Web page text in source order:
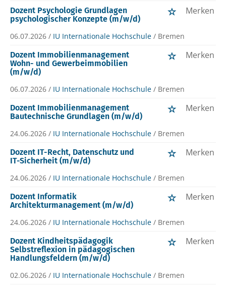
Dozent Psychologie Grundlagen
psychologischer Konzepte (m/w/d)
Merken
06.07.2026 / IU Internationale Hochschule / Bremen
Dozent Immobilienmanagement
Wohn- und Gewerbeimmobilien
(m/w/d)
Merken
06.07.2026 / IU Internationale Hochschule / Bremen
Dozent Immobilienmanagement
Bautechnische Grundlagen (m/w/d)
Merken
24.06.2026 / IU Internationale Hochschule / Bremen
Dozent IT-Recht, Datenschutz und
IT-Sicherheit (m/w/d)
Merken
24.06.2026 / IU Internationale Hochschule / Bremen
Dozent Informatik
Architekturmanagement (m/w/d)
Merken
24.06.2026 / IU Internationale Hochschule / Bremen
Dozent Kindheitspädagogik
Selbstreflexion in pädagogischen
Handlungsfeldern (m/w/d)
Merken
02.06.2026 / IU Internationale Hochschule / Bremen